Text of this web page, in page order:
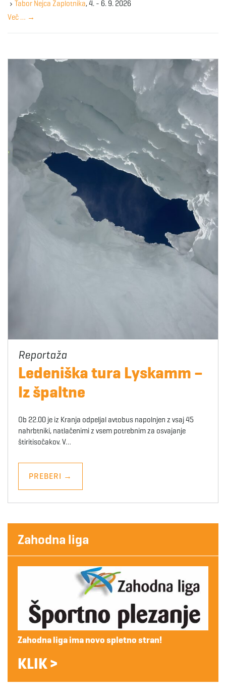
y
w
r
Tabor Nejca Zaplotnika, 4. - 6. 9. 2026
Več … →
Ledeniška tura Lyskamm –
Iz špaltne
Ob 22.00 je iz Kranja odpeljal avtobus napolnjen z vsaj 45
nahrbtniki, natlačenimi z vsem potrebnim za osvajanje
štiritisočakov. V…
PREBERI →
Zahodna liga
Zahodna liga ima novo spletno stran!
KLIK >